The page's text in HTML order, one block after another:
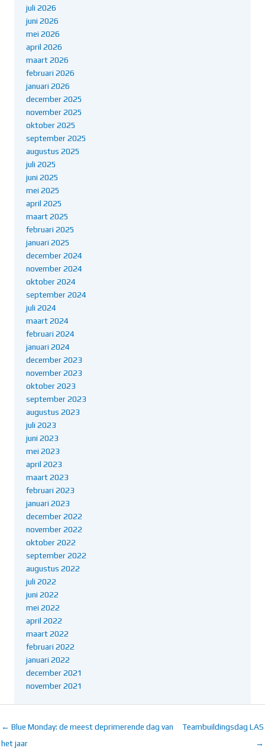
juli 2026
juni 2026
mei 2026
april 2026
maart 2026
februari 2026
januari 2026
december 2025
november 2025
oktober 2025
september 2025
augustus 2025
juli 2025
juni 2025
mei 2025
april 2025
maart 2025
februari 2025
januari 2025
december 2024
november 2024
oktober 2024
september 2024
juli 2024
maart 2024
februari 2024
januari 2024
december 2023
november 2023
oktober 2023
september 2023
augustus 2023
juli 2023
juni 2023
mei 2023
april 2023
maart 2023
februari 2023
januari 2023
december 2022
november 2022
oktober 2022
september 2022
augustus 2022
juli 2022
juni 2022
mei 2022
april 2022
maart 2022
februari 2022
januari 2022
december 2021
november 2021
← Blue Monday: de meest deprimerende dag van
het jaar
Teambuildingsdag LAS
→